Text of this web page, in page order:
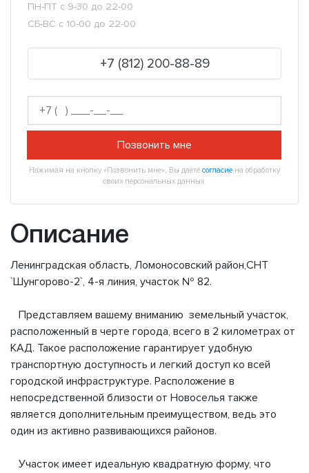
ПН-ПТ с 9-30 до 22-00
СБ-ВС с 10-00 до 22-00
+7 (812) 200-88-89
Позвонить мне
Нажимая на кнопку «Позвонить мне», Вы даете согласие на обработку
своих персональных данных.
Описание
Ленинградская область, Ломоносовский район,СНТ
`Шунгорово-2`, 4-я линия, участок № 82.
Представляем вашему вниманию земельный участок,
расположенный в черте города, всего в 2 километрах от
КАД. Такое расположение гарантирует удобную
транспортную доступность и легкий доступ ко всей
городской инфраструктуре. Расположение в
непосредственной близости от Новоселья также
является дополнительным преимуществом, ведь это
один из активно развивающихся районов.
Участок имеет идеальную квадратную форму, что